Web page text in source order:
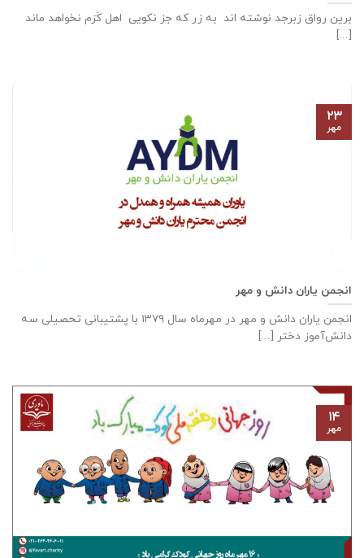
برین رواق زبرجد نوشته اند به زر که جز نکویی اهل کَرَم نخواهد ماند
[...]
انجمن یاران دانش و مهر
انجمن یاران دانش و مهر در مهرماه سال ۱۳۷۹ با پشتیبانی تحصیلی سه
دانش‌آموز دختر [...]
۲۳
مهر
۱۴
مهر